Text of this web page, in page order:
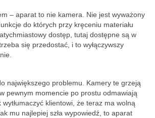
– aparat to nie kamera. Nie jest wyważony
do których przy kręceniu materiału
dostęp, tutaj dostępne są w
się przedostać, i to wyłączywszy
największego problemu. Kamery te grzeją
pewnym momencie po prostu odmawiają
wytłumaczyć klientowi, że teraz ma wolną
mu najlepiej szła wypowiedź, to aparat